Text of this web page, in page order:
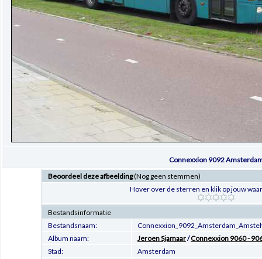
Connexxion 9092
Beoordeel deze afbeelding(Nog geen stemmen)
Hover over de sterren en klik op jouw
Bestandsinformatie
Bestandsnaam:
Album naam:
Jeroen Sjamaar/Connexxion 9060 -
Stad:
Amsterdam